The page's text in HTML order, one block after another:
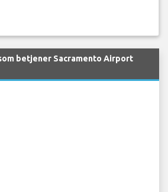
betjener Sacramento Airport